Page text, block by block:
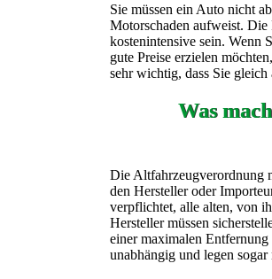
Sie müssen ein Auto nicht
Motorschaden aufweist.
kostenintensive sein. Wenn
gute Preise erzielen
sehr wichtig, dass Sie gleich
Was
Die Altfahrzeugverordnung
den Hersteller oder
verpflichtet, alle alten, von
Hersteller müssen
einer maximalen
unabhängig und legen